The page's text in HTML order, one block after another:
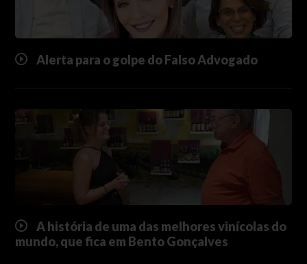
Alerta para o golpe do Falso Advogado
A história de uma das melhores vinícolas do
mundo, que fica em Bento Gonçalves